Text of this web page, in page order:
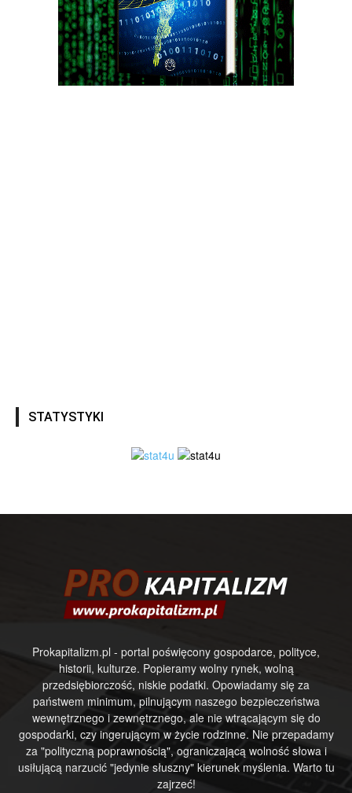
STATYSTYKI
Prokapitalizm.pl - portal poświęcony gospodarce, polityce,
historii, kulturze. Popieramy wolny rynek, wolną
przedsiębiorczość, niskie podatki. Opowiadamy się za
państwem minimum, pilnującym naszego bezpieczeństwa
wewnętrznego i zewnętrznego, ale nie wtrącającym się do
gospodarki, czy ingerującym w życie rodzinne. Nie przepadamy
za "polityczną poprawnością", ograniczającą wolność słowa i
usiłującą narzucić "jedynie słuszny" kierunek myślenia. Warto tu
zajrzeć!